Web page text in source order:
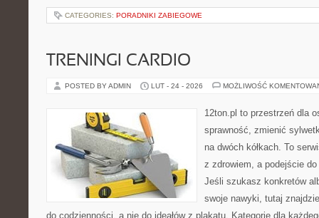
CATEGORIES: PORADNIKI ZABIEGOWE
TRENINGI CARDIO
POSTED BY ADMIN LUT - 24 - 2026 MOŻLIWOŚĆ
12ton.pl to przestrzeń dla
sprawność, zmienić
na dwóch kółkach. To
z zdrowiem, a podejście
Jeśli szukasz konkretów
swoje nawyki, tutaj
do codzienności, a nie do ideałów z plakatu. Kategorie dla